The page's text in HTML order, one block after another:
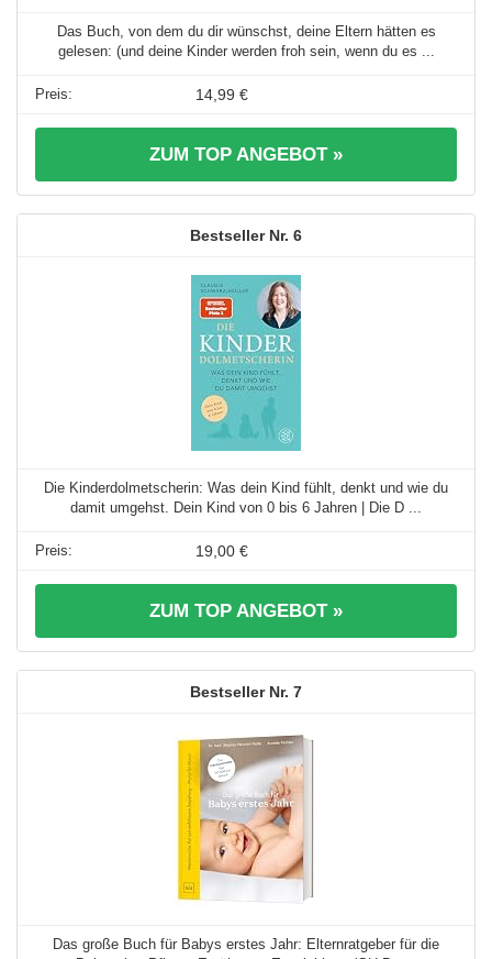
Das Buch, von dem du dir wünschst, deine Eltern hätten es
gelesen: (und deine Kinder werden froh sein, wenn du es ...
14,99 €
ZUM TOP ANGEBOT »
6
Die Kinderdolmetscherin: Was dein Kind fühlt, denkt und wie du
damit umgehst. Dein Kind von 0 bis 6 Jahren | Die D ...
19,00 €
ZUM TOP ANGEBOT »
7
Das große Buch für Babys erstes Jahr: Elternratgeber für die